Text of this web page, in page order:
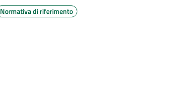
Normativa di riferimento